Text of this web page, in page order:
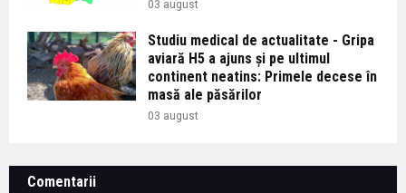
03 august
Studiu medical de actualitate - Gripa
aviară H5 a ajuns și pe ultimul
continent neatins: Primele decese în
masă ale păsărilor
03 august
Comentarii